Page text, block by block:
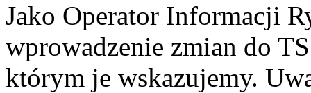
Jako Operator Informacji
wprowadzenie zmian do
którym je wskazujemy.